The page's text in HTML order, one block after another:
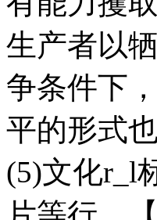
生产者以
争条件下
平的形式
(5)文化r_l